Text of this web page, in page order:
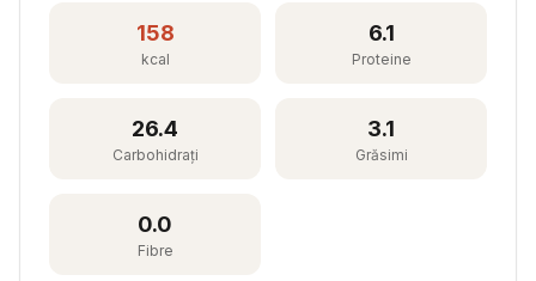
158
kcal
6.1
Proteine
26.4
Carbohidrați
3.1
Grăsimi
0.0
Fibre